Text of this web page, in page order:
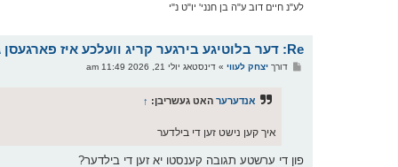
לע"נ חיים דוב ע"ה בן חנני' יו"ט נ"י
Re: דער בלוטיגע בירגער קריג וועלכע איז פארגעסן געווארן
פדורך יצחק לעווי» דינסטאג יולי 21, 2026 11:49 am
אנדערער האט געשריבן: ↑
איך קען נישט זען די בילדער
פון די ערשטע תגובה קענסטו יא זען די בילדער?